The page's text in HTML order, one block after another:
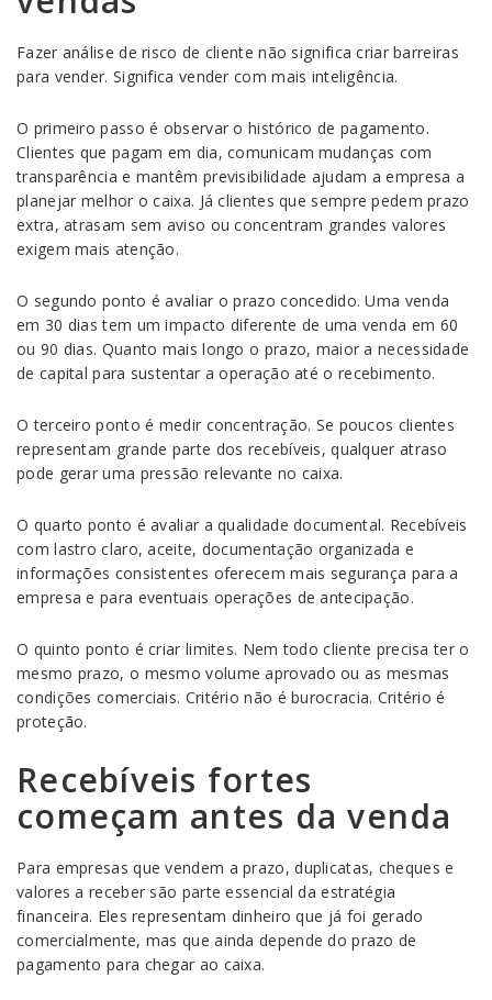
Fazer análise de risco de cliente não significa criar barreiras
para vender. Significa vender com mais inteligência.
O primeiro passo é observar o histórico de pagamento.
Clientes que pagam em dia, comunicam mudanças com
transparência e mantêm previsibilidade ajudam a empresa a
planejar melhor o caixa. Já clientes que sempre pedem prazo
extra, atrasam sem aviso ou concentram grandes valores
exigem mais atenção.
O segundo ponto é avaliar o prazo concedido. Uma venda
em 30 dias tem um impacto diferente de uma venda em 60
ou 90 dias. Quanto mais longo o prazo, maior a necessidade
de capital para sustentar a operação até o recebimento.
O terceiro ponto é medir concentração. Se poucos clientes
representam grande parte dos recebíveis, qualquer atraso
pode gerar uma pressão relevante no caixa.
O quarto ponto é avaliar a qualidade documental. Recebíveis
com lastro claro, aceite, documentação organizada e
informações consistentes oferecem mais segurança para a
empresa e para eventuais operações de antecipação.
O quinto ponto é criar limites. Nem todo cliente precisa ter o
mesmo prazo, o mesmo volume aprovado ou as mesmas
condições comerciais. Critério não é burocracia. Critério é
proteção.
Recebíveis fortes
começam antes da venda
Para empresas que vendem a prazo, duplicatas, cheques e
valores a receber são parte essencial da estratégia
financeira. Eles representam dinheiro que já foi gerado
comercialmente, mas que ainda depende do prazo de
pagamento para chegar ao caixa.